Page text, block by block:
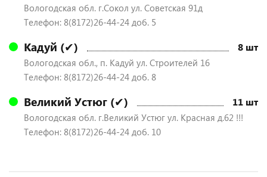
Вологодская обл. г.Сокол ул. Советская 91д
Телефон: 8(8172)26-44-24 доб. 5
Кадуй (✔) 8 шт
Вологодская обл., п. Кадуй ул. Строителей 16
Телефон: 8(8172)26-44-24 доб. 8
Великий Устюг (✔) 11 шт
Вологодская обл. г.Великий Устюг ул. Красная д.62 !!!
Телефон: 8(8172)26-44-24 доб. 10